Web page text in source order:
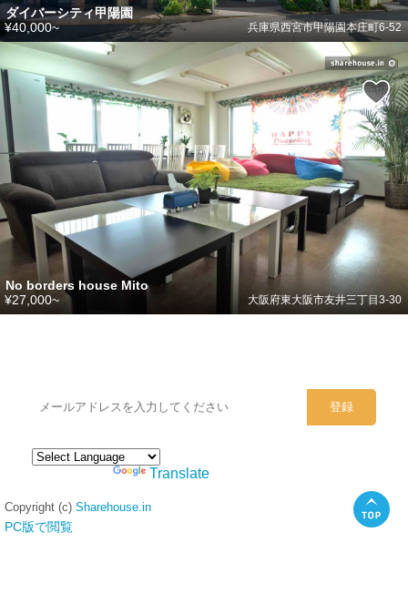
ダイバーシティ甲陽園
兵庫県西宮市甲陽園本庄町6-52
¥40,000~
No borders house Mito
大阪府東大阪市友井三丁目3-30
¥27,000~
Translate
Copyright (c) Sharehouse.in
PC版で閲覧